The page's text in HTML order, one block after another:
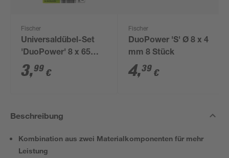
Fischer
Universaldübel-Set
'DuoPower' 8 x 65
mm 8-teilig
3,99 €
Fischer
DuoPower 'S' Ø 8 x 4
mm 8 Stück
4,39 €
Beschreibung
Kombination aus zwei Materialkomponenten für mehr
Leistung